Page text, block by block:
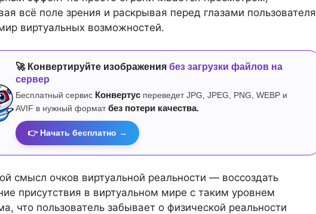
всё поле зрения и раскрывая перед глазами пользователя
виртуальных возможностей.
🚀 Конвертируйте изображения без загрузки файлов на
сервер
Бесплатный сервис Конвертус переведет JPG, JPEG, PNG, WEBP и
AVIF в нужный формат без потери качества.
👉 Начать бесплатно →
смысл очков виртуальной реальности — воссоздать
присутствия в виртуальном мире с таким уровнем
что пользователь забывает о физической реальности